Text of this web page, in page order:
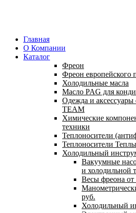
Главная
О Компании
Каталог
Фреон
Фреон европейского
Холодильные масла
Масло PAG для
Одежда и
TEAM
Химические
техники
Теплоносители
Теплоносители
Холодильный
Вакуумные
и холодильной
Весы фреона от
руб.
Холодильный